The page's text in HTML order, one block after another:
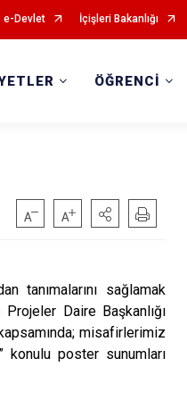
e-Devlet İçişleri Bakanlığı
ÖĞRENCİ
tanımalarını sağlamak
Daire Başkanlığı
misafirlerimiz
konulu poster sunumları